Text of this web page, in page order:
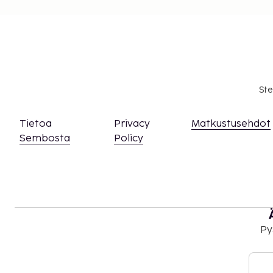
yhteyttä suoraan majoituspaikkaan
olevia yhteystietoja (lemmikeistä veloitetaan
Tietoa
Sembosta
Privacy
Policy
Matkustusehdot